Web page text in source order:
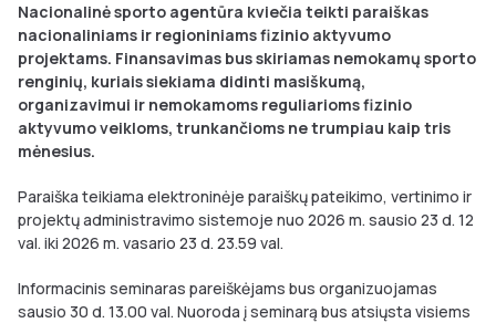
Nacionalinė sporto agentūra kviečia teikti paraiškas
nacionaliniams ir regioniniams fizinio aktyvumo
projektams. Finansavimas bus skiriamas nemokamų sporto
renginių, kuriais siekiama didinti masiškumą,
organizavimui ir nemokamoms reguliarioms fizinio
aktyvumo veikloms, trunkančioms ne trumpiau kaip tris
mėnesius.
Paraiška teikiama elektroninėje paraiškų pateikimo, vertinimo ir
projektų administravimo sistemoje nuo 2026 m. sausio 23 d. 12
val. iki 2026 m. vasario 23 d. 23.59 val.
Informacinis seminaras pareiškėjams bus organizuojamas
sausio 30 d. 13.00 val. Nuoroda į seminarą bus atsiųsta visiems